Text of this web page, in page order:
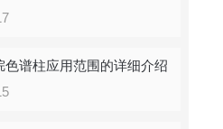
色谱柱应用范围的详细介绍